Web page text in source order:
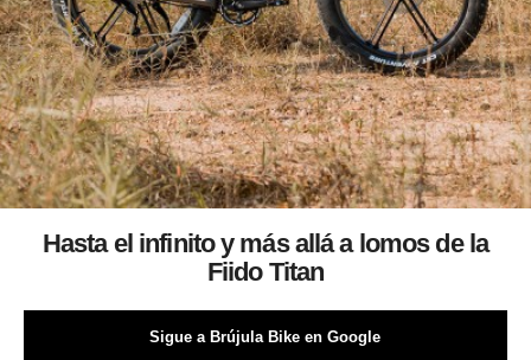
Hasta el infinito y más allá a lomos de la
Fiido Titan
Sigue a Brújula Bike en Google